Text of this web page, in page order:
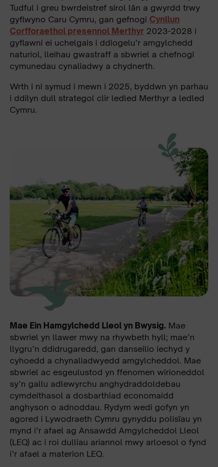
Tudful i greu bwrdeistref sirol lân a gwyrdd trwy
gyflwyno Caru Cymru, gan gefnogi Cynllun
Corfforaethol presennol Merthyr 2023-2028 i
gyflawni ei uchelgais i ddiogelu’r amgylchedd
naturiol, lleihau gwastraff a sbwriel a chefnogi
cymunedau cynaliadwy a chydnerth.
Wrth i ni symud i mewn i 2025, byddwn yn parhau
i ddilyn dull strategol clir ledled Merthyr a ledled
Cymru.
Mae Ein Hamgylchedd Lleol yn Bwysig. Mae
sbwriel yn llawer mwy na rhywbeth hyll; mae’n
llygru’n ddidrugaredd, gan danseilio iechyd y
cyhoedd a chynaliadwyedd amgylcheddol. Mae
sbwriel ac esgeulustod yn ffenomen wirioneddol
sy’n gallu adlewyrchu anghydraddoldebau
cymdeithasol a dosbarthiad economaidd
anghyson o adnoddau. Rydym wedi gofyn yn
agored i Lywodraeth Cymru gynyddu polisïau yn
mynd i’r afael ag Ansawdd Amgylcheddol Lleol
(LEQ) ac i roi dulliau ariannol mwy arloesol o fynd
i’r afael a materion LEQ.